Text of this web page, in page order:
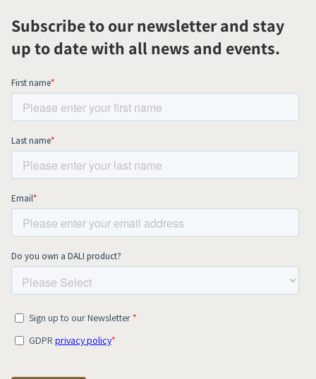
Subscribe to our newsletter and stay
up to date with all news and events.